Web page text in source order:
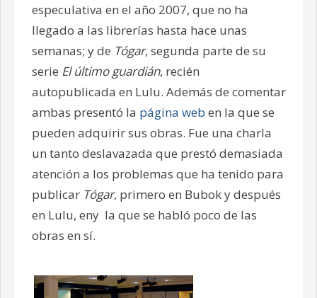
especulativa en el año 2007, que no ha
llegado a las librerías hasta hace unas
semanas; y de Tógar, segunda parte de su
serie El último guardián, recién
autopublicada en Lulu. Además de comentar
ambas presentó la página web en la que se
pueden adquirir sus obras. Fue una charla
un tanto deslavazada que prestó demasiada
atención a los problemas que ha tenido para
publicar Tógar, primero en Bubok y después
en Lulu, eny la que se habló poco de las
obras en sí.